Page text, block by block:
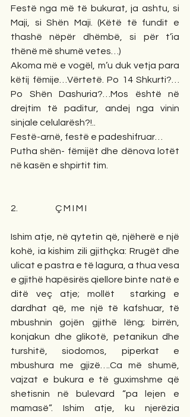
Festë nga më të bukurat, ja ashtu, si
Maji, si Shën Maji. (Këtë të fundit e
thashë nëpër dhëmbë, si për t’ia
thënë më shumë vetes…)
Akoma më e vogël, m’u duk vetja para
këtij fëmije…Vërtetë. Po 14 Shkurti?…
Po Shën Dashuria?…Mos është në
drejtim të paditur, andej nga vinin
sinjale celularësh?!..
Festë-arnë, festë e padeshifruar…
Putha shën- fëmijët dhe dënova lotët
në kasën e shpirtit tim.
2.                     Ç M I M I
Ishim atje, në qytetin që, njëherë e një
kohë, ia kishim zili gjithçka: Rrugët dhe
ulicat e pastra e të lagura, a thua vesa
e gjithë hapësirës qiellore binte natë e
ditë veç atje; mollët  starking e
dardhat që, me një të kafshuar, të
mbushnin gojën gjithë lëng; birrën,
konjakun dhe glikotë, petanikun dhe
turshitë, siodomos, piperkat e
mbushura me gjizë….Ca më shumë,
vajzat e bukura e të guximshme që
shetisnin në bulevard “pa lejen e
mamasë”. Ishim atje, ku njerëzia